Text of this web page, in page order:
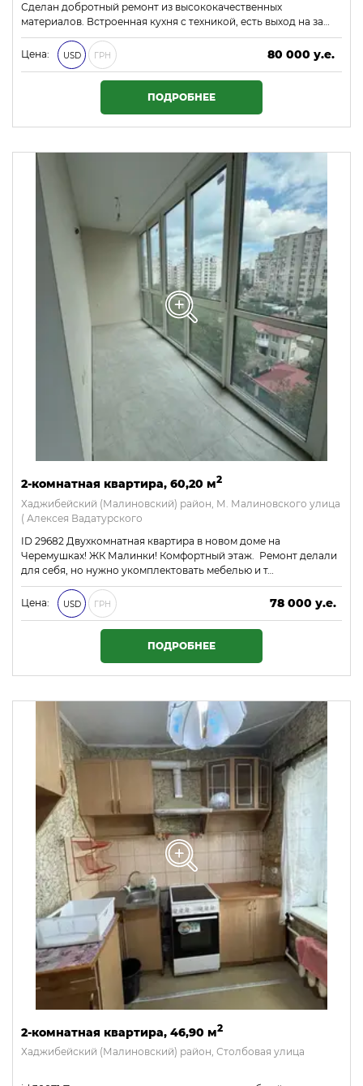
Сделан добротный ремонт из высококачественных
материалов. Встроенная кухня с техникой, есть выход на за…
Цена: USD ГРН
80 000 у.е.
3 440 000 ₴
ПОДРОБНЕЕ
2-комнатная квартира, 60,20 м2
Хаджибейский (Малиновский) район, М. Малиновского улица
( Алексея Вадатурского
ID 29682 Двухкомнатная квартира в новом доме на
Черемушках! ЖК Малинки! Комфортный этаж. Ремонт делали
для себя, но нужно укомплектовать мебелью и т…
Цена: USD ГРН
78 000 у.е.
3 354 000 ₴
ПОДРОБНЕЕ
2-комнатная квартира, 46,90 м2
Хаджибейский (Малиновский) район, Столбовая улица